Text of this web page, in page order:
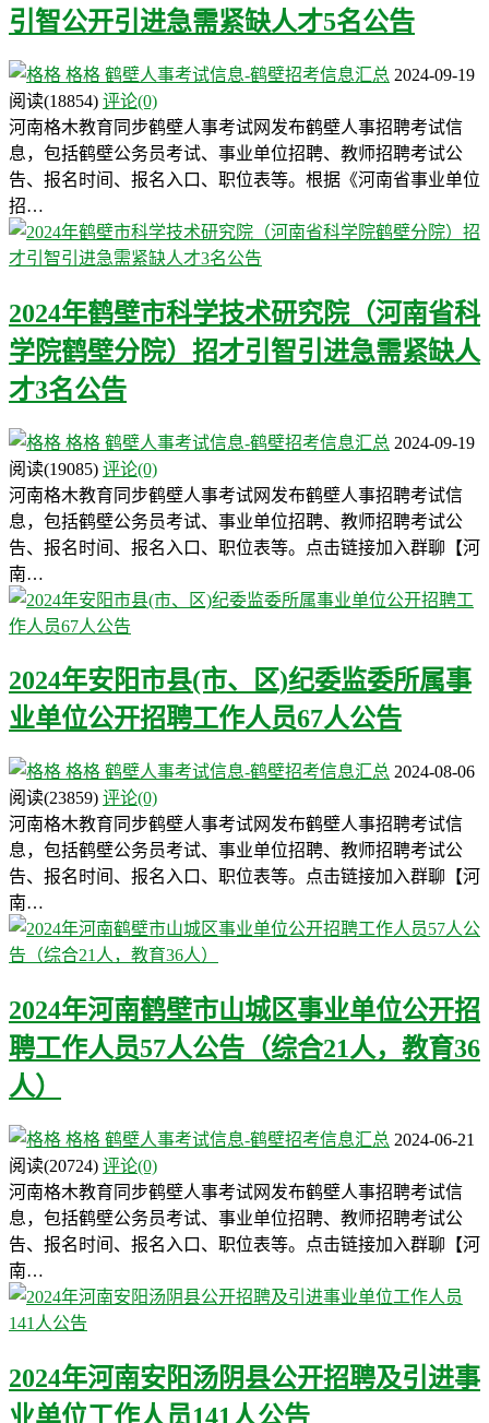
引智公开引进急需紧缺人才5名公告
格格 鹤壁人事考试信息-鹤壁招考信息汇总 2024-09-19
阅读(18854) 评论(0)
河南格木教育同步鹤壁人事考试网发布鹤壁人事招聘考试信
息，包括鹤壁公务员考试、事业单位招聘、教师招聘考试公
告、报名时间、报名入口、职位表等。根据《河南省事业单位
招…
2024年鹤壁市科学技术研究院（河南省科
学院鹤壁分院）招才引智引进急需紧缺人
才3名公告
格格 鹤壁人事考试信息-鹤壁招考信息汇总 2024-09-19
阅读(19085) 评论(0)
河南格木教育同步鹤壁人事考试网发布鹤壁人事招聘考试信
息，包括鹤壁公务员考试、事业单位招聘、教师招聘考试公
告、报名时间、报名入口、职位表等。点击链接加入群聊【河
南…
2024年安阳市县(市、区)纪委监委所属事
业单位公开招聘工作人员67人公告
格格 鹤壁人事考试信息-鹤壁招考信息汇总 2024-08-06
阅读(23859) 评论(0)
河南格木教育同步鹤壁人事考试网发布鹤壁人事招聘考试信
息，包括鹤壁公务员考试、事业单位招聘、教师招聘考试公
告、报名时间、报名入口、职位表等。点击链接加入群聊【河
南…
2024年河南鹤壁市山城区事业单位公开招
聘工作人员57人公告（综合21人，教育36
人）
格格 鹤壁人事考试信息-鹤壁招考信息汇总 2024-06-21
阅读(20724) 评论(0)
河南格木教育同步鹤壁人事考试网发布鹤壁人事招聘考试信
息，包括鹤壁公务员考试、事业单位招聘、教师招聘考试公
告、报名时间、报名入口、职位表等。点击链接加入群聊【河
南…
2024年河南安阳汤阴县公开招聘及引进事
业单位工作人员141人公告